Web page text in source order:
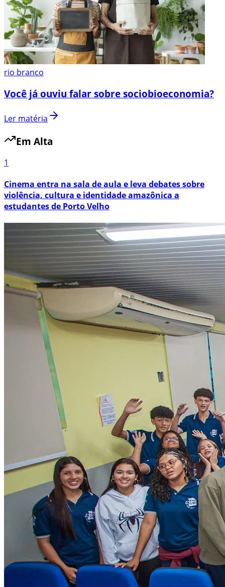
rio branco
Você já ouviu falar sobre sociobioeconomia?
Ler matéria
Em Alta
1
Cinema entra na sala de aula e leva debates sobre
violência, cultura e identidade amazônica a
estudantes de Porto Velho